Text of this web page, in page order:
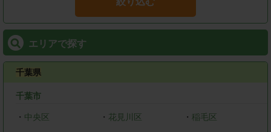
エリアで探す
千葉県
千葉市
・ 中央区 ・ 花見川区 ・稲毛区